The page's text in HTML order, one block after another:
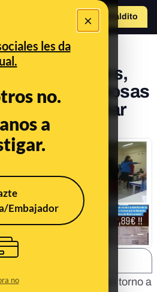
×
les da
no.
a
Embajador
no
Hazte Maldito
inmigrantes,
religiosas
colar
AM
que más se mueven en torno a